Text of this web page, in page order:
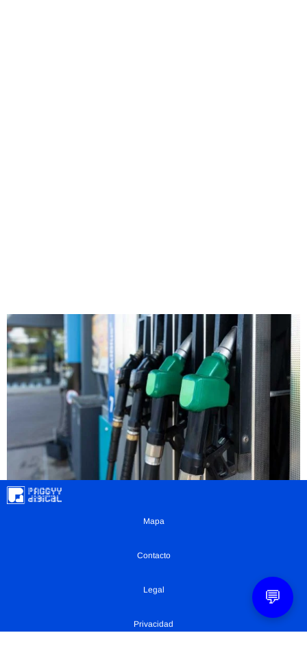
Mapa
Contacto
Legal
Privacidad
💬